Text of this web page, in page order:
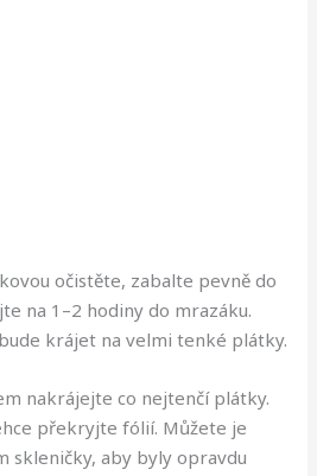
očistěte, zabalte pevně do
na 1–2 hodiny do mrazáku.
krájet na velmi tenké plátky.
nakrájejte co nejtenčí plátky.
překryjte fólií. Můžete je
skleničky, aby byly opravdu